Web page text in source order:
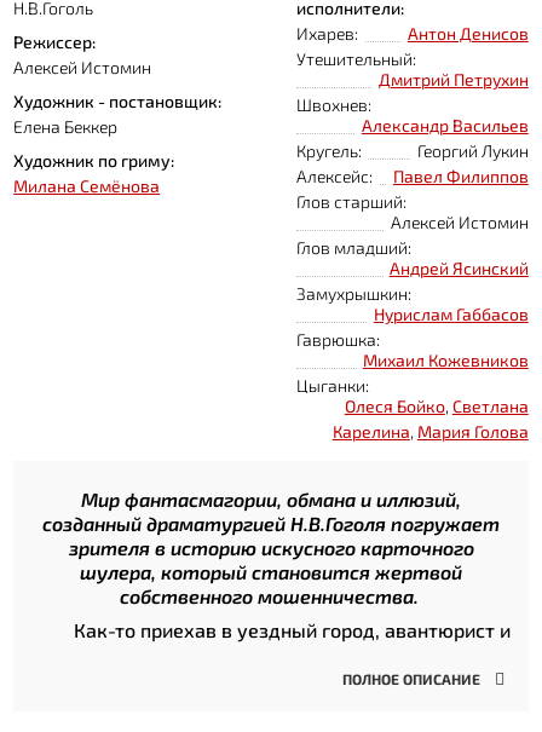
Н.В.Гоголь
Режиссер:
Алексей Истомин
Художник - постановщик:
Елена Беккер
Художник по гриму:
Милана Семёнова
исполнители:
Ихарев:
Антон Денисов
Утешительный:
Дмитрий Петрухин
Швохнев:
Александр Васильев
Кругель:
Георгий Лукин
Алексейс:
Павел Филиппов
Глов старший:
Алексей Истомин
Глов младший:
Андрей Ясинский
Замухрышкин:
Нурислам Габбасов
Гаврюшка:
Михаил Кожевников
Цыганки:
Олеся Бойко, Светлана
Карелина, Мария Голова
Мир фантасмагории, обмана и иллюзий,
созданный драматургией Н.В.Гоголя погружает
зрителя в историю искусного карточного
шулера, который становится жертвой
собственного мошенничества.
Как-то приехав в уездный город, авантюрист и
идет активная игра в карты. Вооружившись